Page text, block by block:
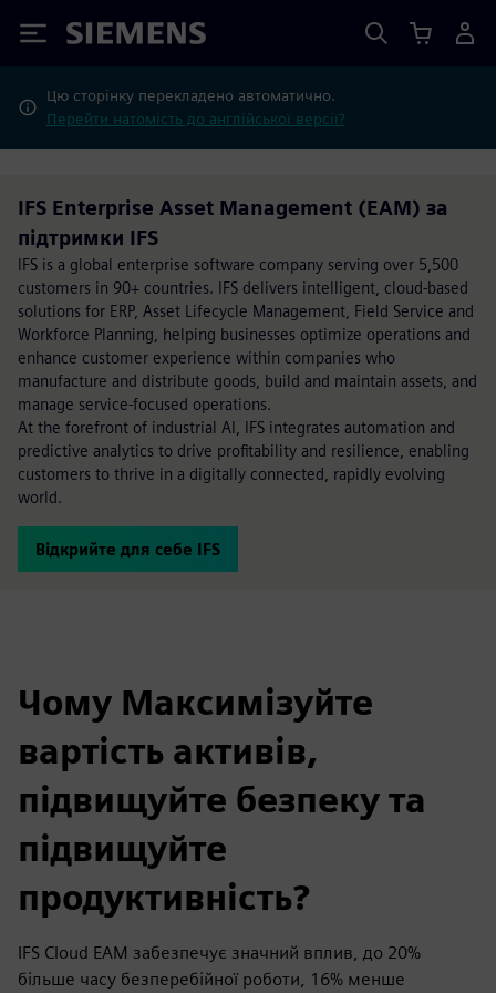
Siemens
Цю сторінку перекладено автоматично.
Перейти натомість до англійської версії?
IFS Enterprise Asset Management (EAM) за
підтримки IFS
IFS is a global enterprise software company serving over 5,500
customers in 90+ countries. IFS delivers intelligent, cloud-based
solutions for ERP, Asset Lifecycle Management, Field Service and
Workforce Planning, helping businesses optimize operations and
enhance customer experience within companies who
manufacture and distribute goods, build and maintain assets, and
manage service-focused operations.
At the forefront of industrial AI, IFS integrates automation and
predictive analytics to drive profitability and resilience, enabling
customers to thrive in a digitally connected, rapidly evolving
world.
Відкрийте для себе IFS
Чому Максимізуйте
вартість активів,
підвищуйте безпеку та
підвищуйте
продуктивність?
IFS Cloud EAM забезпечує значний вплив, до 20%
більше часу безперебійної роботи, 16% менше